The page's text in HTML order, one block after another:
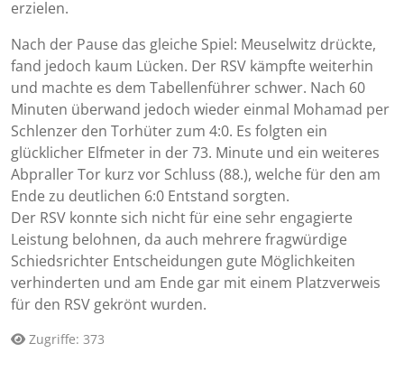
erzielen.
Nach der Pause das gleiche Spiel: Meuselwitz drückte,
fand jedoch kaum Lücken. Der RSV kämpfte weiterhin
und machte es dem Tabellenführer schwer. Nach 60
Minuten überwand jedoch wieder einmal Mohamad per
Schlenzer den Torhüter zum 4:0. Es folgten ein
glücklicher Elfmeter in der 73. Minute und ein weiteres
Abpraller Tor kurz vor Schluss (88.), welche für den am
Ende zu deutlichen 6:0 Entstand sorgten.
Der RSV konnte sich nicht für eine sehr engagierte
Leistung belohnen, da auch mehrere fragwürdige
Schiedsrichter Entscheidungen gute Möglichkeiten
verhinderten und am Ende gar mit einem Platzverweis
für den RSV gekrönt wurden.
Zugriffe: 373